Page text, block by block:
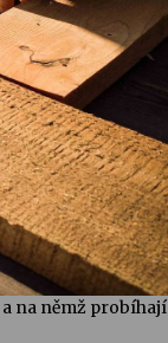
a na němž probíhají